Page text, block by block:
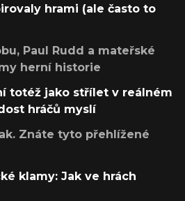
hrami (ale často to
Paul Rudd a mateřské
herní historie
totéž jako střílet v reálném
hráčů myslí
Znáte tyto přehlížené
klamy: Jak ve hrách